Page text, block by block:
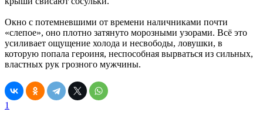
Окно с потемневшими от времени наличниками почти
«слепое», оно плотно затянуто морозными узорами. Всё это
усиливает ощущение холода и несвободы, ловушки, в
которую попала героиня, неспособная вырваться из сильных,
властных рук грозного мужчины.
1